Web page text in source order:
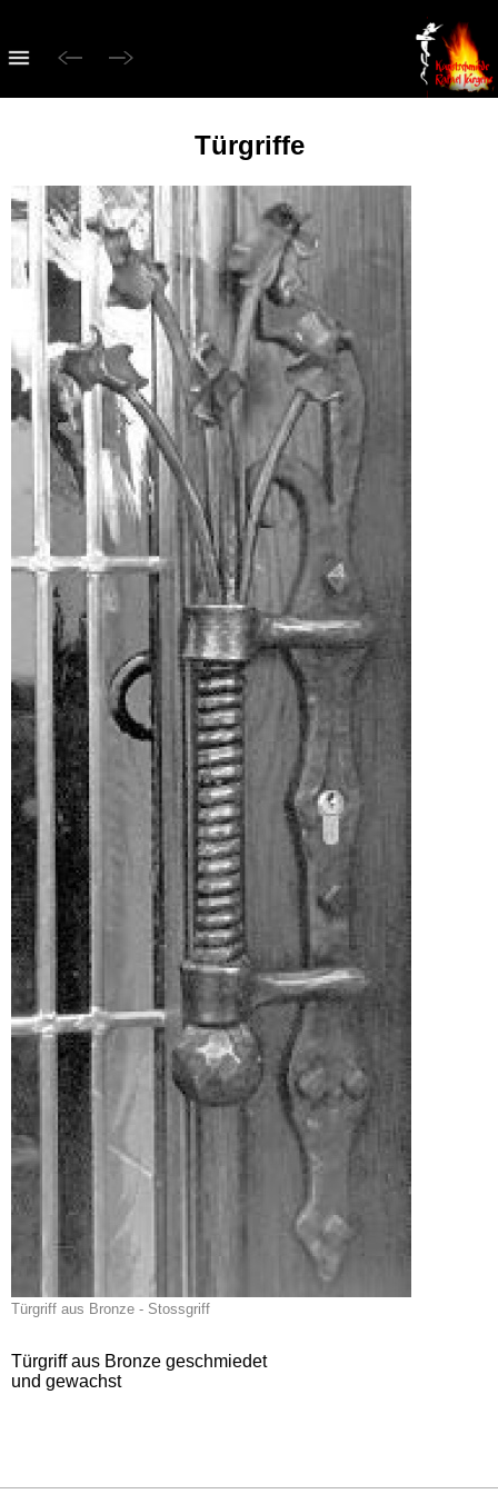
Türgriffe
Türgriff aus Bronze - Stossgriff
Türgriff aus Bronze geschmiedet
und gewachst